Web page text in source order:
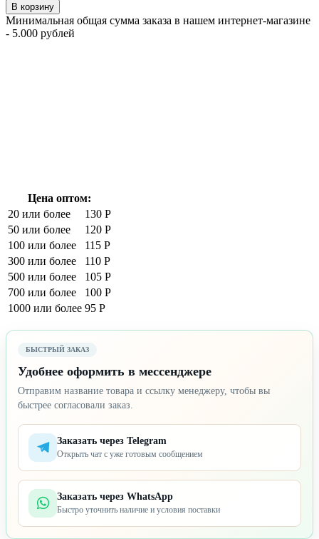
В корзину
Минимальная общая сумма заказа в нашем интернет-магазине
- 5.000 рублей
Цена оптом:
20 или более
130 Р
50 или более
120 Р
100 или более
115 Р
300 или более
110 Р
500 или более
105 Р
700 или более
100 Р
1000 или более 95 Р
БЫСТРЫЙ ЗАКАЗ
Удобнее оформить в мессенджере
Отправим название товара и ссылку менеджеру, чтобы вы
быстрее согласовали заказ.
Заказать через Telegram
Открыть чат с уже готовым сообщением
Заказать через WhatsApp
Быстро уточнить наличие и условия поставки